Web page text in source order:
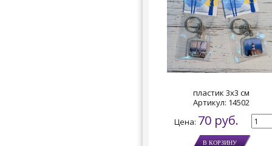
пластик 3х3 см
Артикул: 14502
Цена: 70 руб.